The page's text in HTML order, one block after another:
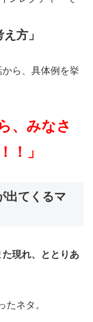
方」
から、具体例を挙
、みなさ
！」
出てくるマ
現れ、ととりあ
たネタ。